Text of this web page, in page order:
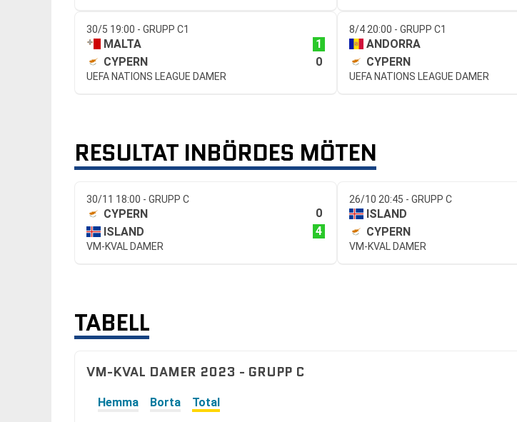
30/5 19:00 - GRUPP C1
MALTA
1
CYPERN
0
UEFA NATIONS LEAGUE DAMER
8/4 20:00 - GRUPP C1
ANDORRA
CYPERN
UEFA NATIONS LEAGUE DAMER
RESULTAT INBÖRDES MÖTEN
30/11 18:00 - GRUPP C
CYPERN
0
ISLAND
4
VM-KVAL DAMER
26/10 20:45 - GRUPP C
ISLAND
CYPERN
VM-KVAL DAMER
TABELL
VM-KVAL DAMER 2023 - GRUPP C
Hemma Borta Total